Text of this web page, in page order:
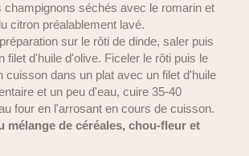
champignons séchés avec le romarin et
citron préalablement lavé.
sur le rôti de dinde, saler puis
filet d'huile d'olive. Ficeler le rôti puis le
cuisson dans un plat avec un filet d'huile
et un peu d'eau, cuire 35-40
four en l'arrosant en cours de cuisson.
mélange de céréales, chou-fleur et